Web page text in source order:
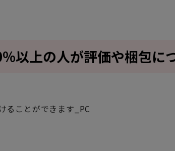
以上の人が評価や梱包に